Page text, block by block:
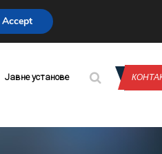
Јавне установе
Accept